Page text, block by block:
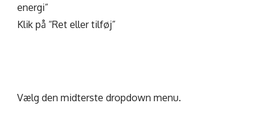
energi”
Klik på “Ret eller tilføj”
Vælg den midterste dropdown menu.